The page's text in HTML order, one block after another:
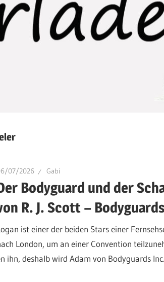
07/2026 Gabi
Bodyguard und der
R. J. Scott –
ist einer der beiden Stars einer
London, um an einer Convention
deshalb wird Adam von Bodyguards